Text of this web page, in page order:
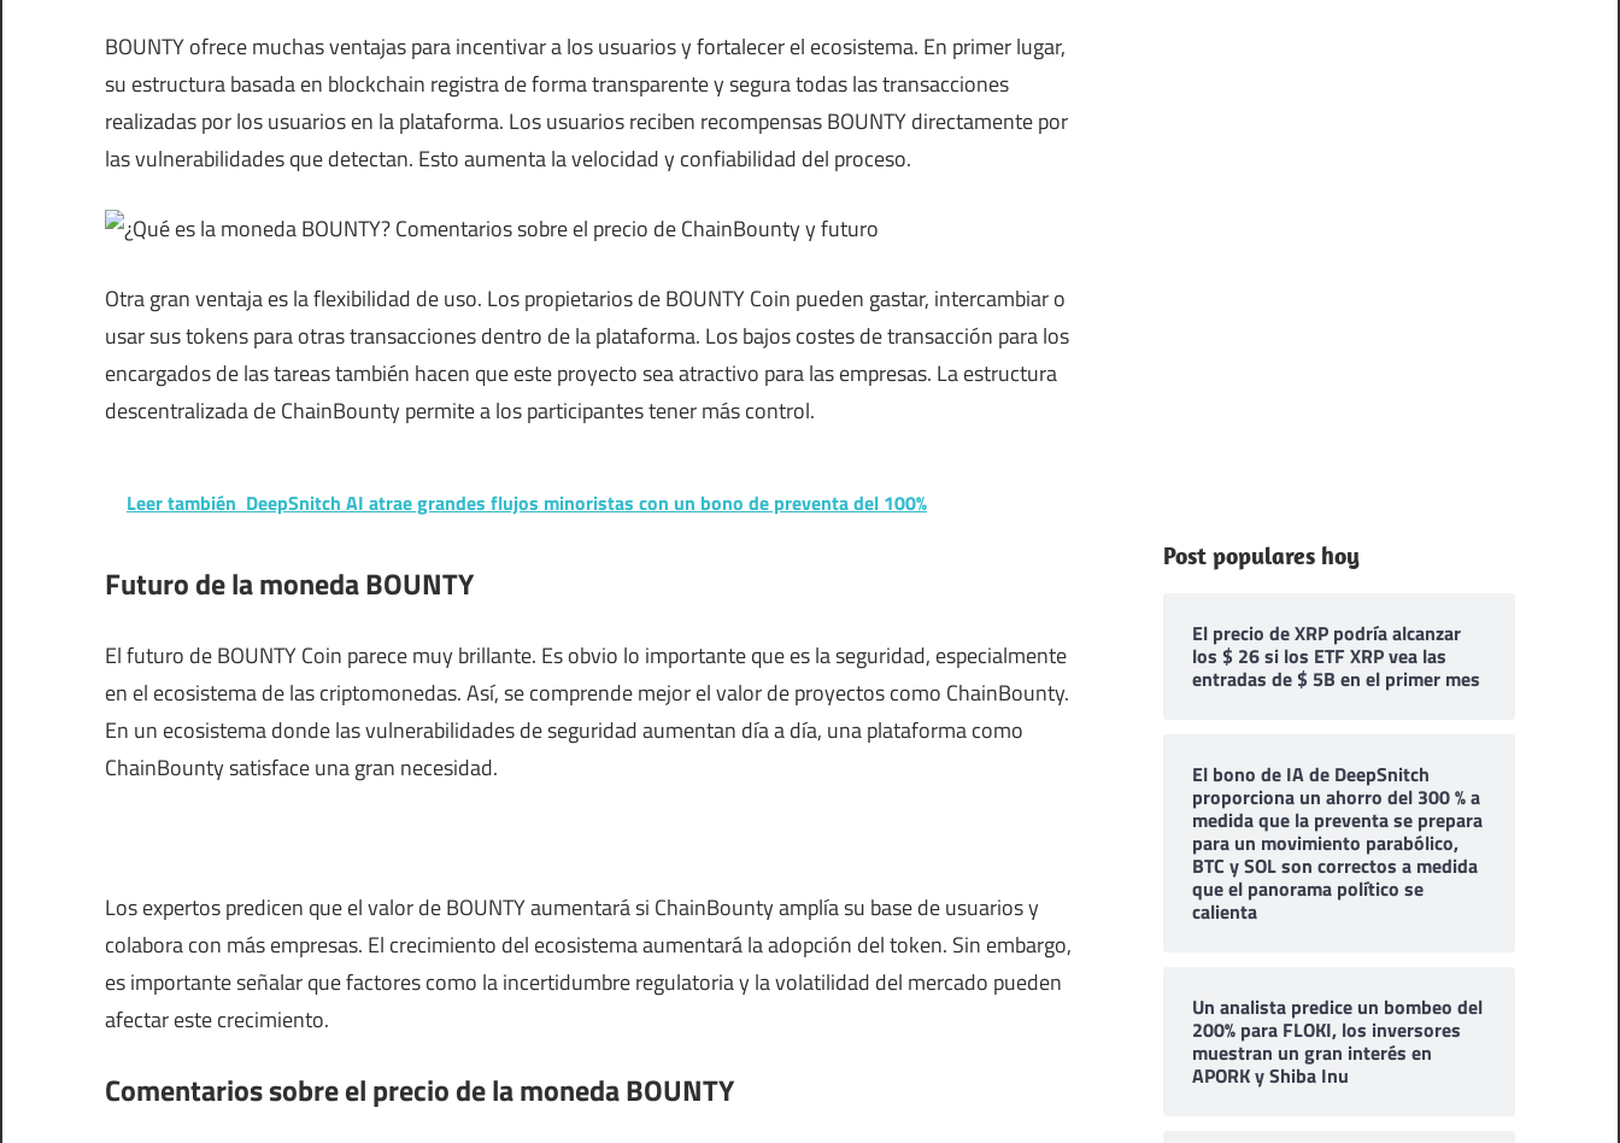
BOUNTY ofrece muchas ventajas para incentivar a los usuarios y fortalecer el ecosistema. En primer lugar,
su estructura basada en blockchain registra de forma transparente y segura todas las transacciones
realizadas por los usuarios en la plataforma. Los usuarios reciben recompensas BOUNTY directamente por
las vulnerabilidades que detectan. Esto aumenta la velocidad y confiabilidad del proceso.
Otra gran ventaja es la flexibilidad de uso. Los propietarios de BOUNTY Coin pueden gastar, intercambiar o
usar sus tokens para otras transacciones dentro de la plataforma. Los bajos costes de transacción para los
encargados de las tareas también hacen que este proyecto sea atractivo para las empresas. La estructura
descentralizada de ChainBounty permite a los participantes tener más control.
Leer también DeepSnitch AI atrae grandes flujos minoristas con un bono de preventa del 100%
Futuro de la moneda BOUNTY
El futuro de BOUNTY Coin parece muy brillante. Es obvio lo importante que es la seguridad, especialmente
en el ecosistema de las criptomonedas. Así, se comprende mejor el valor de proyectos como ChainBounty.
En un ecosistema donde las vulnerabilidades de seguridad aumentan día a día, una plataforma como
ChainBounty satisface una gran necesidad.
Los expertos predicen que el valor de BOUNTY aumentará si ChainBounty amplía su base de usuarios y
colabora con más empresas. El crecimiento del ecosistema aumentará la adopción del token. Sin embargo,
es importante señalar que factores como la incertidumbre regulatoria y la volatilidad del mercado pueden
afectar este crecimiento.
Comentarios sobre el precio de la moneda BOUNTY
Post populares hoy
El precio de XRP podría alcanzar
los $ 26 si los ETF XRP vea las
entradas de $ 5B en el primer mes
El bono de IA de DeepSnitch
proporciona un ahorro del 300 % a
medida que la preventa se prepara
para un movimiento parabólico,
BTC y SOL son correctos a medida
que el panorama político se
calienta
Un analista predice un bombeo del
200% para FLOKI, los inversores
muestran un gran interés en
APORK y Shiba Inu